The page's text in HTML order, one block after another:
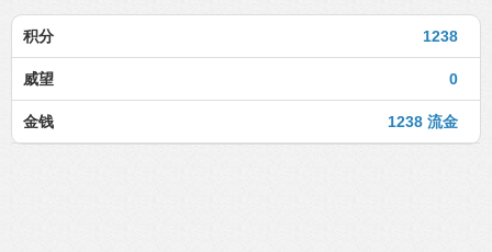
1238
积分
0
威望
1238 流金
金钱